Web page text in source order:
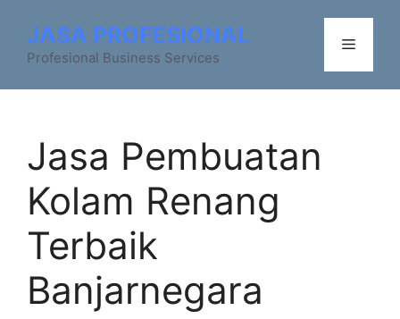
JASA PROFESIONAL
Profesional Business Services
Jasa Pembuatan
Kolam Renang
Terbaik
Banjarnegara